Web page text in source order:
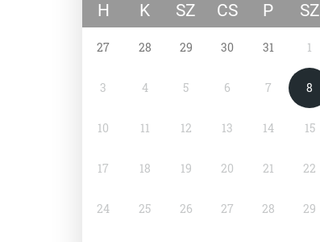
H K SZ CS P SZ
27 28 29 30 31 1
3 4 5 6 7 8
10 11 12 13 14 15
17 18 19 20 21 22
24 25 26 27 28 29